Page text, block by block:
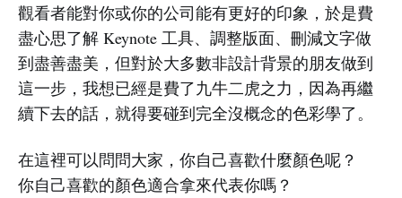
觀看者能對你或你的公司能有更好的印象，於是費
盡心思了解 Keynote 工具、調整版面、刪減文字做
到盡善盡美，但對於大多數非設計背景的朋友做到
這一步，我想已經是費了九牛二虎之力，因為再繼
續下去的話，就得要碰到完全沒概念的色彩學了。
在這裡可以問問大家，你自己喜歡什麼顏色呢？
你自己喜歡的顏色適合拿來代表你嗎？